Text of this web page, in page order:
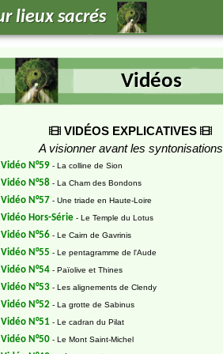
VIDÉOS EXPLICATIVES
A visionner avant les syntonisations
Vidéo N°59 - La colline de Sion
Vidéo N°58 - La Cham des Bondons
Vidéo N°57 - Une triade en Haute-Loire
Vidéo Hors-Série - Le Temple du Lotus
Vidéo N°56 - Le Cairn de Gavrinis
Vidéo N°55 - Le pentagramme de l'Aude
Vidéo N°54 - Païolive et Thines
Vidéo N°53 - Les alignements de Clendy
Vidéo N°52 - La grotte de Sabinus
Vidéo N°51 - Le cadran du Pilat
Vidéo N°50 - Le Mont Saint-Michel